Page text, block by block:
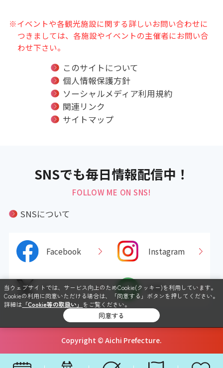
※イベントや各観光施設に関する詳しいお問い合わせに
つきましては、各施設やイベントの主催者にお問い合
わせ下さい。
このサイトについて
個人情報保護方針
ソーシャルメディア利用規約
関連リンク
サイトマップ
SNSでも毎日情報配信中！
FOLLOW ME ON SNS!
SNSについて
Facebook Instagram
X LINE
Copyright © Aichi Prefecture.
当ウェブサイトでは、サービス向上のためCookie(クッキー)を利用しています。
Cookieの利用に同意いただける場合は、「同意する」ボタンを押してください。
詳細は 「Cookie等の取扱い」 をご覧ください。
同意する